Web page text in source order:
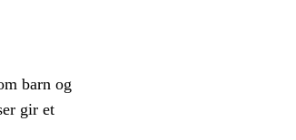
barn og
gir et